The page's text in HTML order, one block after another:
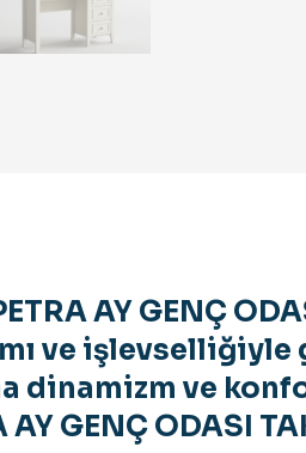
AY GENÇ
ve işlevselliğiyle
dinamizm ve
AY GENÇ ODASI